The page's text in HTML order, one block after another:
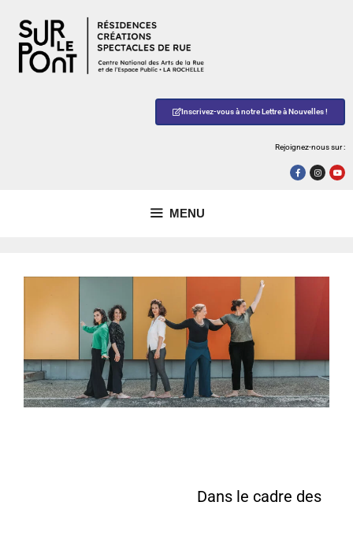
Inscrivez-vous à notre Lettre à Nouvelles !
Rejoignez-nous sur :
MENU
Dans le cadre des